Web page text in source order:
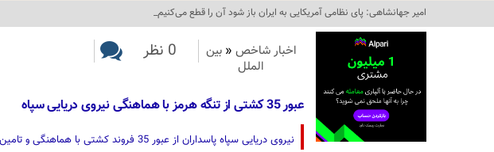
امیر جهانشاهی: پای نظامی آمریکایی به ایران باز شود آن را قطع می‌کنیم_
اخبار شاخص « بین
الملل
0 نظر
عبور 35 کشتی از تنگه هرمز با هماهنگی نیروی دریایی سپاه
نیروی دریایی سپاه پاسداران از عبور 35 فروند کشتی با هماهنگی و تامین امنیت نیروی دریایی سپاه خبر داد.